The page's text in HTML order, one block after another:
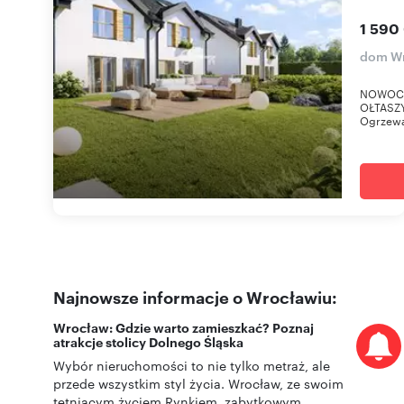
1 590
dom
Najnowsze informacje o Wrocławiu:
Wrocław: Gdzie warto zamieszkać? Poznaj
atrakcje stolicy Dolnego Śląska
Wybór nieruchomości to nie tylko metraż, ale
przede wszystkim styl życia. Wrocław, ze swoim